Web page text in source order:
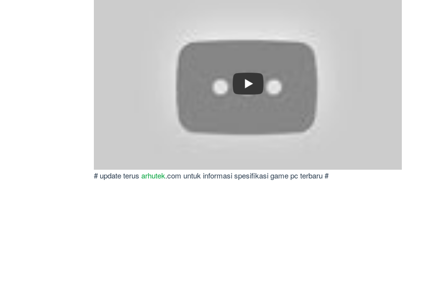
# update terus arhutek.com untuk informasi spesifikasi game pc terbaru #